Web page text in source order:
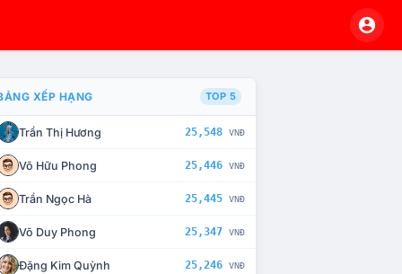
CHẾ TÀI XỬ LÝ VI PHẠM
XẾP HẠNG TOP 5
Trần Thị Hương 25,548 VNĐ
Võ Hữu Phong 25,446 VNĐ
Trần Ngọc Hà 25,445 VNĐ
Võ Duy Phong 25,347 VNĐ
Đặng Kim Quỳnh 25,246 VNĐ